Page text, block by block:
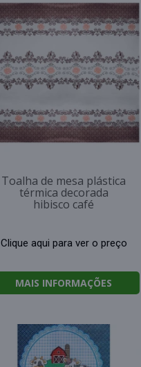
Toalha de mesa plástica
térmica decorada
hibisco café
Clique aqui para ver o preço
MAIS INFORMAÇÕES